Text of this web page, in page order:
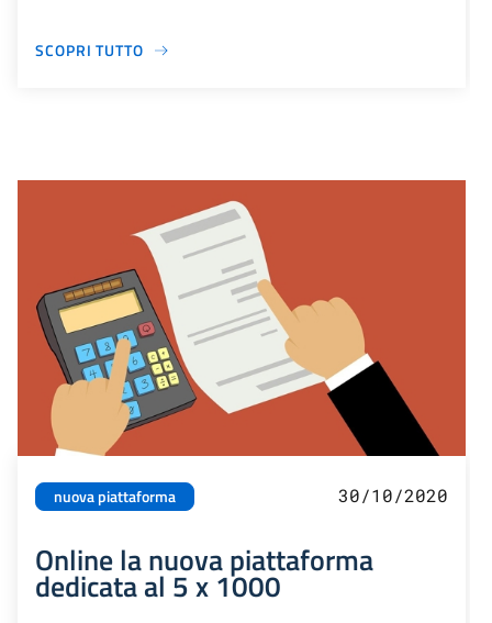
SCOPRI TUTTO
nuova piattaforma 30/10/2020
Online la nuova piattaforma
dedicata al 5 x 1000